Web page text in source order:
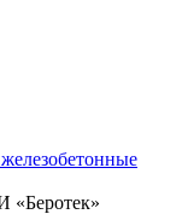
«Беротек»